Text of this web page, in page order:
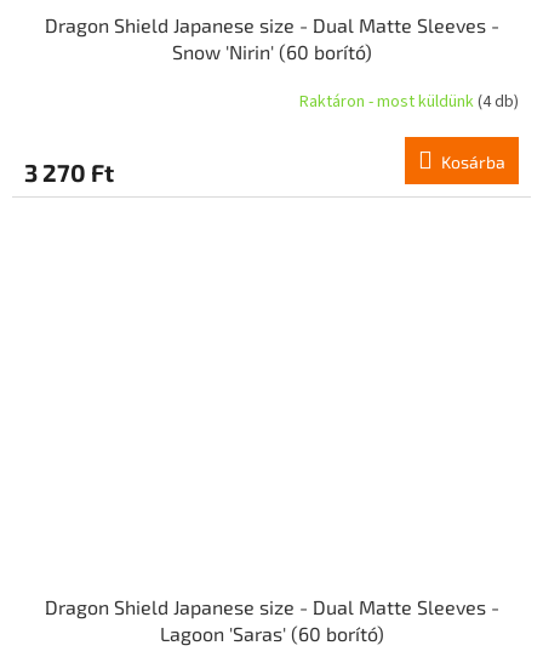
Dragon Shield Japanese size - Dual Matte Sleeves -
Snow 'Nirin' (60 borító)
Raktáron - most küldünk(4 db)
3 270 Ft Kosárba
Dragon Shield Japanese size - Dual Matte Sleeves -
Lagoon 'Saras' (60 borító)